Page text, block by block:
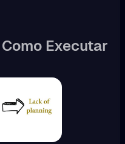
Executar